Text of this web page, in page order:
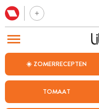
☀️ ZOMERRECEPTEN
TOMAAT
BEZOEK ONZE ANDERE WEBSITES
WEEKMENU